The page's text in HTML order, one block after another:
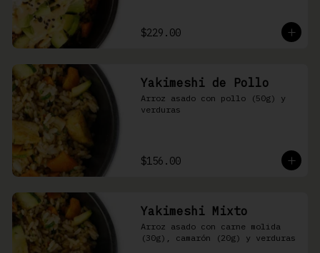
$229.00
Yakimeshi de Pollo
Arroz asado con pollo (50g) y
verduras
$156.00
Yakimeshi Mixto
Arroz asado con carne molida
(30g), camarón (20g) y verduras